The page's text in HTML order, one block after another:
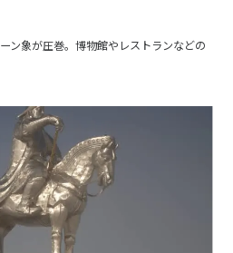
ン象が圧巻。博物館やレストランなどの